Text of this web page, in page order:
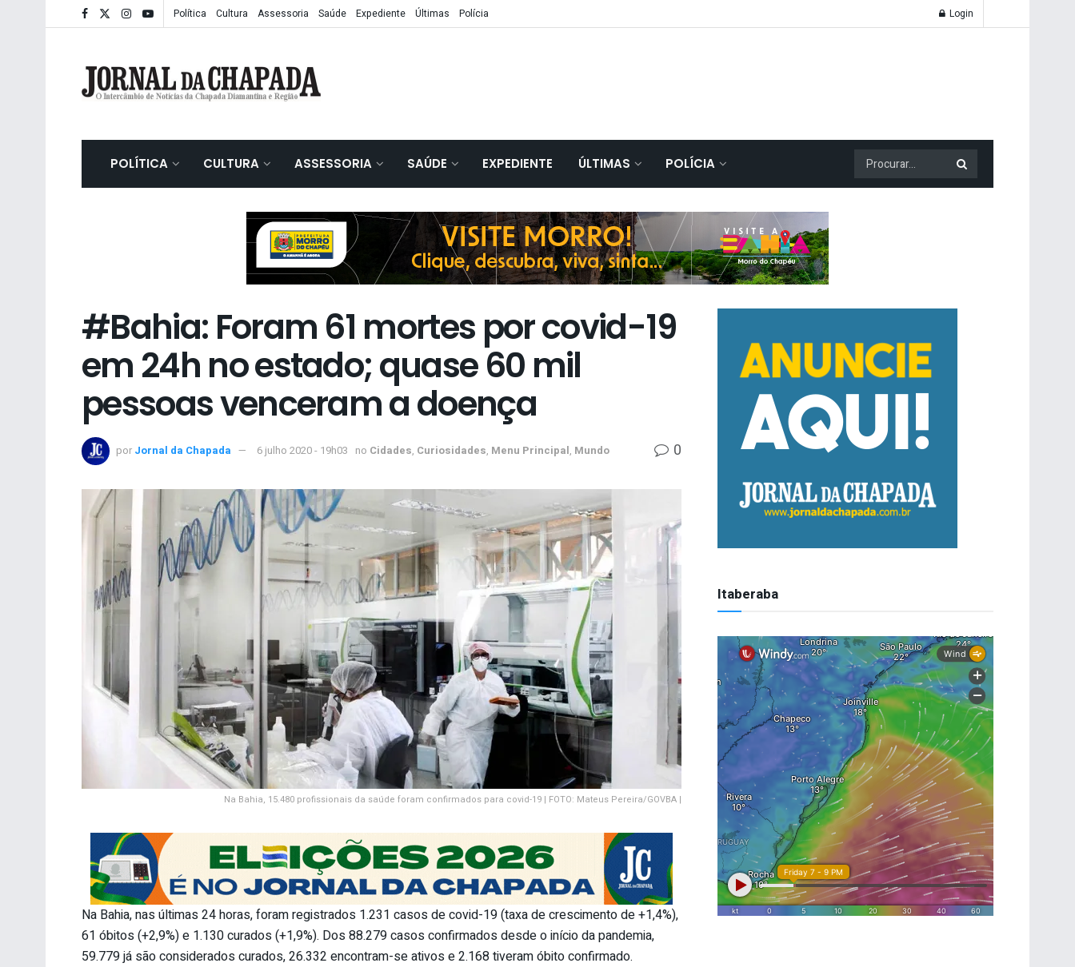
Política Cultura Assessoria Saúde Expediente Últimas Polícia Login
POLÍTICA CULTURA ASSESSORIA SAÚDE EXPEDIENTE ÚLTIMAS POLÍCIA
#Bahia: Foram 61 mortes por covid-19
em 24h no estado; quase 60 mil
pessoas venceram a doença
por Jornal da Chapada 6 julho 2020 - 19h03 no Cidades, Curiosidades, Menu Principal, Mundo 0
Na Bahia, 15.480 profissionais da saúde foram confirmados para covid-19 | FOTO: Mateus Pereira/GOVBA |
Na Bahia, nas últimas 24 horas, foram registrados 1.231 casos de covid-19 (taxa de crescimento de +1,4%),
61 óbitos (+2,9%) e 1.130 curados (+1,9%). Dos 88.279 casos confirmados desde o início da pandemia,
59.779 já são considerados curados, 26.332 encontram-se ativos e 2.168 tiveram óbito confirmado.
Itaberaba